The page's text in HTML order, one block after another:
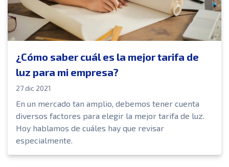
¿Cómo saber cuál es la mejor tarifa de
luz para mi empresa?
27 dic 2021
En un mercado tan amplio, debemos tener cuenta
diversos factores para elegir la mejor tarifa de luz.
Hoy hablamos de cuáles hay que revisar
especialmente.